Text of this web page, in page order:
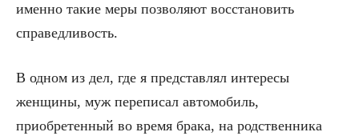
именно такие меры позволяют восстановить
справедливость.
В одном из дел, где я представлял интересы
женщины, муж переписал автомобиль,
приобретенный во время брака, на родственника